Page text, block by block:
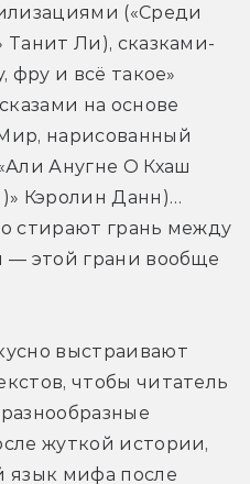
(«Среди
Танит Ли), сказками-
и всё такое»
на основе
нарисованный
Анугне О Кхаш
Кэролин Данн)…
стирают грань между
— этой грани вообще
выстраивают
чтобы читатель
жуткой истории,
язык мифа после